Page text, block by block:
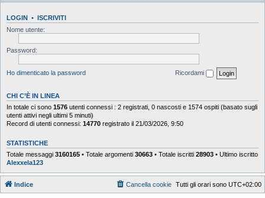
LOGIN • ISCRIVITI
Nome utente:
Password:
Ho dimenticato la password Ricordami
CHI C’È IN LINEA
In totale ci sono 1576 utenti connessi : 2 registrati, 0 nascosti e 1574 ospiti (basato sugli
utenti attivi negli ultimi 5 minuti)
Record di utenti connessi: 14770 registrato il 21/03/2026, 9:50
STATISTICHE
Totale messaggi 3160165 • Totale argomenti 30663 • Totale iscritti 28903 • Ultimo iscritto
Alexxela123
Indice Tutti gli orari sono UTC+02:00
Cancella cookie